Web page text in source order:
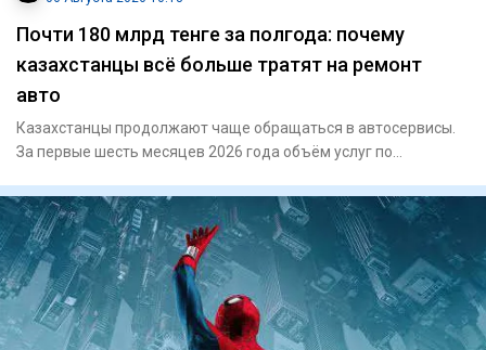
Почти 180 млрд тенге за полгода: почему
казахстанцы всё больше тратят на ремонт
авто
Казахстанцы продолжают чаще обращаться в автосервисы.
За первые шесть месяцев 2026 года объём услуг по